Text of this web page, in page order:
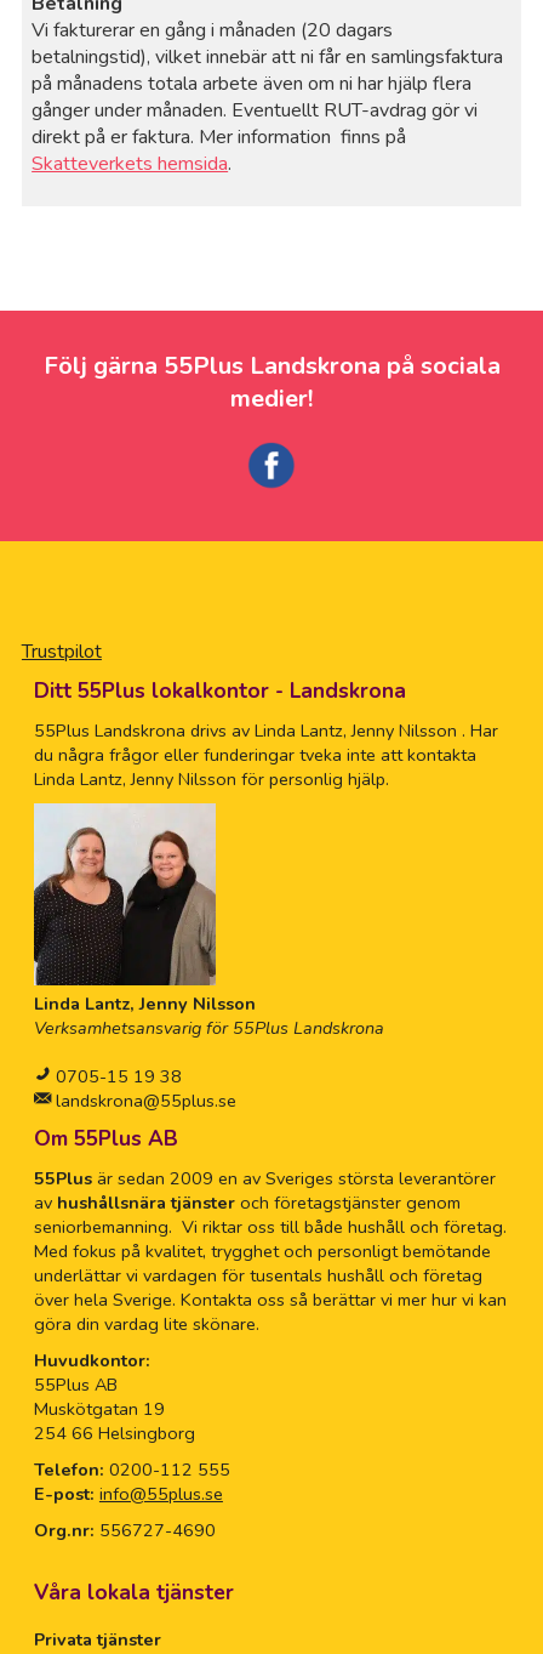
Vi fakturerar en gång i månaden (20 dagars
betalningstid), vilket innebär att ni får en samlingsfaktura
på månadens totala arbete även om ni har hjälp flera
gånger under månaden. Eventuellt RUT-avdrag gör vi
direkt på er faktura. Mer information finns på
Skatteverkets hemsida.
Följ gärna 55Plus Landskrona på sociala
medier!
Trustpilot
Ditt 55Plus lokalkontor - Landskrona
55Plus Landskrona drivs av Linda Lantz, Jenny Nilsson . Har
du några frågor eller funderingar tveka inte att kontakta
Linda Lantz, Jenny Nilsson för personlig hjälp.
Linda Lantz, Jenny Nilsson
Verksamhetsansvarig för 55Plus Landskrona
0705-15 19 38
landskrona@55plus.se
Om 55Plus AB
55Plusär sedan 2009 en av Sveriges största leverantörer
av hushållsnära tjänsteroch företagstjänster genom
seniorbemanning. Vi riktar oss till både hushåll och företag.
Med fokus på kvalitet, trygghet och personligt bemötande
underlättar vi vardagen för tusentals hushåll och företag
över hela Sverige. Kontakta oss så berättar vi mer hur vi kan
göra din vardag lite skönare.
Huvudkontor:
55Plus AB
Muskötgatan 19
254 66 Helsingborg
Telefon: 0200-112 555
E-post: info@55plus.se
Org.nr: 556727-4690
Våra lokala tjänster
Privata tjänster